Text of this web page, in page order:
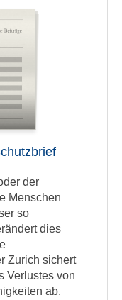
der
Menschen
so
dies
Zurich sichert
Verlustes von
ab.